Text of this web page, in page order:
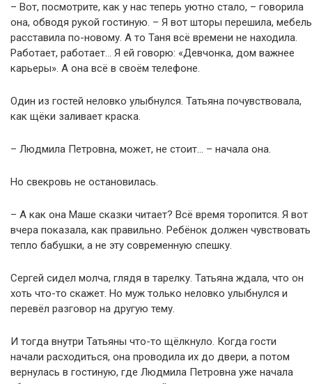
– Вот, посмотрите, как у нас теперь уютно стало, – говорила
она, обводя рукой гостиную. – Я вот шторы перешила, мебель
расставила по-новому. А то Таня всё времени не находила.
Работает, работает… Я ей говорю: «Девчонка, дом важнее
карьеры». А она всё в своём телефоне.
Один из гостей неловко улыбнулся. Татьяна почувствовала,
как щёки заливает краска.
– Людмила Петровна, может, не стоит… – начала она.
Но свекровь не остановилась.
– А как она Маше сказки читает? Всё время торопится. Я вот
вчера показала, как правильно. Ребёнок должен чувствовать
тепло бабушки, а не эту современную спешку.
Сергей сидел молча, глядя в тарелку. Татьяна ждала, что он
хоть что-то скажет. Но муж только неловко улыбнулся и
перевёл разговор на другую тему.
И тогда внутри Татьяны что-то щёлкнуло. Когда гости
начали расходиться, она проводила их до двери, а потом
вернулась в гостиную, где Людмила Петровна уже начала